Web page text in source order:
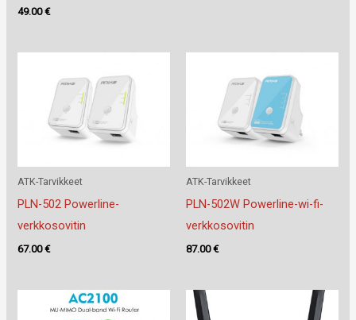
49.00€
ATK-Tarvikkeet
PLN-502 Powerline-
verkkosovitin
67.00€
ATK-Tarvikkeet
PLN-502W Powerline-wi-fi-
verkkosovitin
87.00€